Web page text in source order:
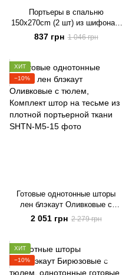
Портьеры в спальню
150х270cm (2 шт) из шифона с
ламбрекеном ALBO розовые
(LS-295-6)
837 грн 1 046 грн
ХИТ
−10%
Готовые однотонные шторы
лен блэкаут Оливковые с
тюлем, Комплект штор на
тесьме из плотной портьерной
2 051 грн 2 279 грн
ХИТ
−10%